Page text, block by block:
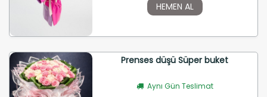
HEMEN AL
Prenses düşü Süper buket
Aynı Gün Teslimat